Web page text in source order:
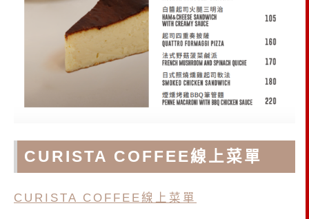
CURISTA COFFEE線上菜單
CURISTA COFFEE線上菜單